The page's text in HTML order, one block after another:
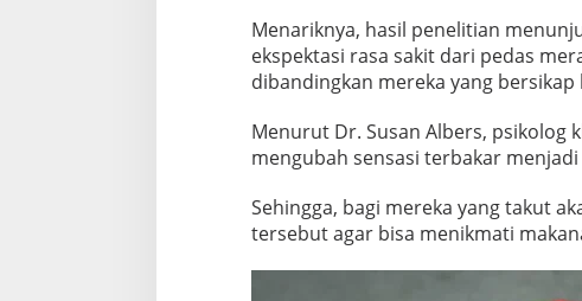
Menariknya, hasil penelitian
ekspektasi rasa sakit dari pedas
dibandingkan mereka yang
Menurut Dr. Susan Albers, psikolog
mengubah sensasi terbakar
Sehingga, bagi mereka yang takut
tersebut agar bisa menikmati